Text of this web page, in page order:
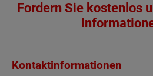
Fordern Sie kostenlos
Kontaktinformationen